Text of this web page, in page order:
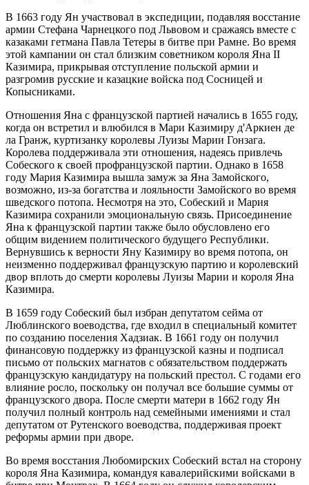
В 1663 году Ян участвовал в экспедиции, подавляя восстание
армии Стефана Чарнецкого под Львовом и сражаясь вместе с
казаками гетмана Павла Тетеры в битве при Рамне. Во время
этой кампании он стал близким советником короля Яна II
Казимира, прикрывая отступление польской армии и
разгромив русские и казацкие войска под Сосницей и
Копысниками.
Отношения Яна с французской партией начались в 1655 году,
когда он встретил и влюбился в Мари Казимиру д'Аркиен де
ла Гранж, куртизанку королевы Луизы Марии Гонзага.
Королева поддерживала эти отношения, надеясь привлечь
Собеского к своей профранцузской партии. Однако в 1658
году Мария Казимира вышла замуж за Яна Замойского,
возможно, из-за богатства и лояльности Замойского во время
шведского потопа. Несмотря на это, Собеский и Мария
Казимира сохранили эмоциональную связь. Присоединение
Яна к французской партии также было обусловлено его
общим видением политического будущего Республики.
Вернувшись к верности Яну Казимиру во время потопа, он
неизменно поддерживал французскую партию и королевский
двор вплоть до смерти королевы Луизы Марии и короля Яна
Казимира.
В 1659 году Собеский был избран депутатом сейма от
Люблинского воеводства, где входил в специальный комитет
по созданию поселения Хадзиак. В 1661 году он получил
финансовую поддержку из французской казны и подписал
письмо от польских магнатов с обязательством поддержать
французскую кандидатуру на польский престол. С годами его
влияние росло, поскольку он получал все большие суммы от
французского двора. После смерти матери в 1662 году Ян
получил полный контроль над семейными имениями и стал
депутатом от Рутенского воеводства, поддерживая проект
реформы армии при дворе.
Во время восстания Любомирских Собеский встал на сторону
короля Яна Казимира, командуя кавалерийскими войсками в